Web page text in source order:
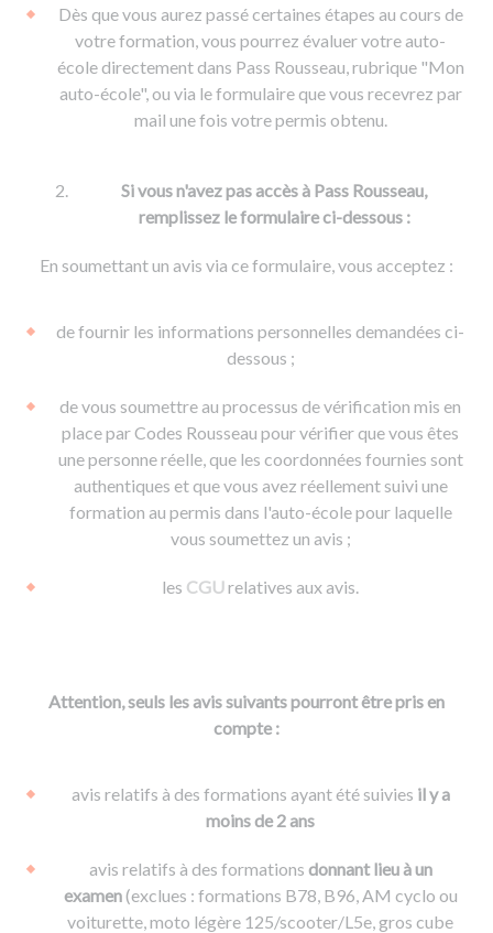
Voir tous les supports
Formation FCO
Formation CACES
Devenir enseignant de la conduite
Ressources
Dès que vous aurez passé certaines étapes au cours de
votre formation, vous pourrez évaluer votre auto-
école directement dans Pass Rousseau, rubrique "Mon
auto-école", ou via le formulaire que vous recevrez par
mail une fois votre permis obtenu.
Si vous n'avez pas accès à Pass Rousseau,
remplissez le formulaire ci-dessous :
En soumettant un avis via ce formulaire, vous acceptez :
de fournir les informations personnelles demandées ci-
dessous ;
de vous soumettre au processus de vérification mis en
place par Codes Rousseau pour vérifier que vous êtes
une personne réelle, que les coordonnées fournies sont
authentiques et que vous avez réellement suivi une
formation au permis dans l'auto-école pour laquelle
vous soumettez un avis ;
les CGUrelatives aux avis.
Attention, seuls les avis suivants pourront être pris en
compte :
avis relatifs à des formations ayant été suivies il y a
moins de 2 ans
avis relatifs à des formations donnant lieu à un
examen(exclues : formations B78, B96, AM cyclo ou
voiturette, moto légère 125/scooter/L5e, gros cube